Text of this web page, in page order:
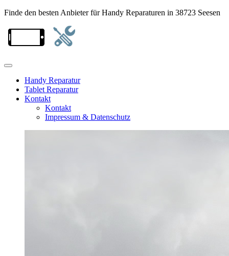
Finde den besten Anbieter für Handy Reparaturen in 38723 Seesen
Handy Reparatur
Tablet Reparatur
Kontakt
Kontakt
Impressum & Datenschutz